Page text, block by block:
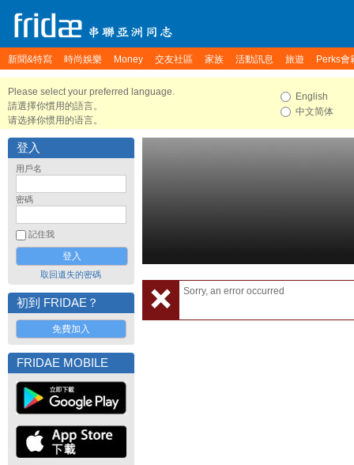
新聞&特寫 時尚娛樂 Money 交友社區 家族 活動訊息 旅遊 Perks會
Please select your preferred language.
請選擇你慣用的語言。
请选择你惯用的语言。
English
中文简体
登入
用戶名
密碼
記住我
取回遺失的密碼
初到 FRIDAE？
免費加入
FRIDAE MOBILE
Sorry, an error occurred